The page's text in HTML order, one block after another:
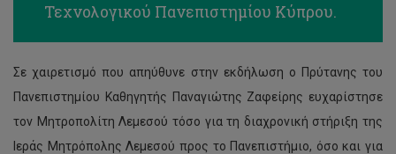
Τεχνολογικού Πανεπιστημίου Κύπρου.
Σε χαιρετισμό που απηύθυνε στην εκδήλωση ο Πρύτανης του
Πανεπιστημίου Καθηγητής Παναγιώτης Ζαφείρης ευχαρίστησε
τον Μητροπολίτη Λεμεσού τόσο για τη διαχρονική στήριξη της
Ιεράς Μητρόπολης Λεμεσού προς το Πανεπιστήμιο, όσο και για